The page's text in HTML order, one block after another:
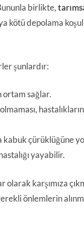
birlikte,
kötü depolama
şunlardır:
sağlar.
kabuk çürüklüğüne
yayabilir.
karşımıza
önlemlerin